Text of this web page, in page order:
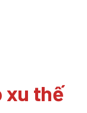
xu thế